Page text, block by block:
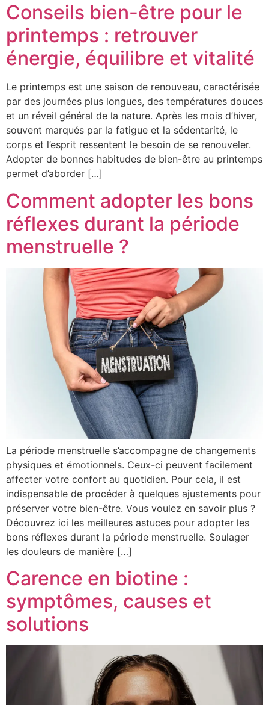
Conseils bien-être pour le
printemps : retrouver
énergie, équilibre et vitalité
Le printemps est une saison de renouveau, caractérisée
par des journées plus longues, des températures douces
et un réveil général de la nature. Après les mois d’hiver,
souvent marqués par la fatigue et la sédentarité, le
corps et l’esprit ressentent le besoin de se renouveler.
Adopter de bonnes habitudes de bien-être au printemps
permet d’aborder […]
Comment adopter les bons
réflexes durant la période
menstruelle ?
La période menstruelle s’accompagne de changements
physiques et émotionnels. Ceux-ci peuvent facilement
affecter votre confort au quotidien. Pour cela, il est
indispensable de procéder à quelques ajustements pour
préserver votre bien-être. Vous voulez en savoir plus ?
Découvrez ici les meilleures astuces pour adopter les
bons réflexes durant la période menstruelle. Soulager
les douleurs de manière […]
Carence en biotine :
symptômes, causes et
solutions